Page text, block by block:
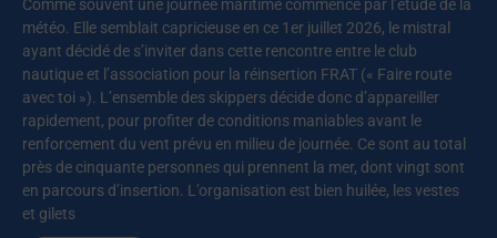
Comme souvent une journée maritime commence par l’étude de la
météo. Elle semblait capricieuse en ce 1er juillet 2026, le mistral
ayant décidé de s’inviter dans cette rencontre entre le club
nautique et l’association pour la réinsertion FRAT (« Faire route
avec toi »). L’ensemble des skippers décide donc d’appareiller
rapidement, pour profiter de conditions maniables avant le
renforcement du vent prévu en milieu de journée. Ce sont au total
près de cinquante personnes qui prennent la mer, dont vingt sont
en parcours d’insertion. L’organisation est bien huilée, les vestes
et gilets